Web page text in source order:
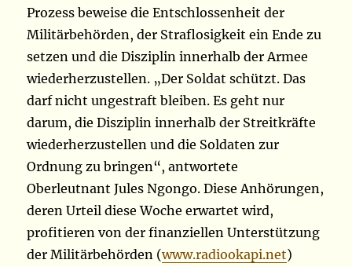
Prozess beweise die Entschlossenheit der
Militärbehörden, der Straflosigkeit ein Ende zu
setzen und die Disziplin innerhalb der Armee
wiederherzustellen. „Der Soldat schützt. Das
darf nicht ungestraft bleiben. Es geht nur
darum, die Disziplin innerhalb der Streitkräfte
wiederherzustellen und die Soldaten zur
Ordnung zu bringen“, antwortete
Oberleutnant Jules Ngongo. Diese Anhörungen,
deren Urteil diese Woche erwartet wird,
profitieren von der finanziellen Unterstützung
der Militärbehörden (www.radiookapi.net)